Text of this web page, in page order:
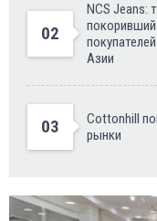
02
NCS Jeans:
Азии
03
Cottonhill
рынки